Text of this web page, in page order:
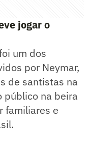
jogar o
um dos
por Neymar,
de santistas na
público na beira
familiares e